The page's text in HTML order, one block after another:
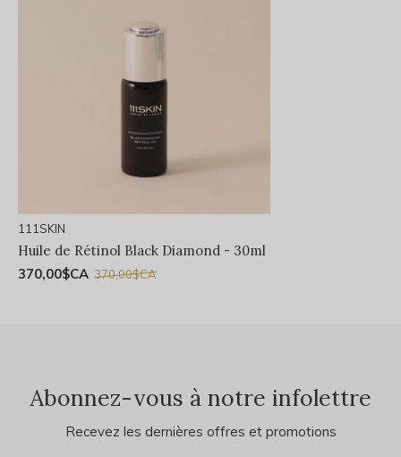
111SKIN
Huile de Rétinol Black Diamond - 30ml
370,00$CA 370,00$CA
Abonnez-vous à notre infolettre
Recevez les dernières offres et promotions